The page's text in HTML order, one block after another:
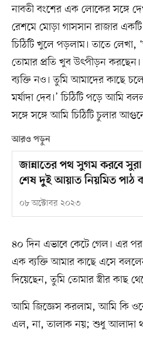
নাবতী বংশের এক লোকের সঙ্গে
রেশমে মোড়া গাসসান রাজার
চিঠিটি খুলে পড়লাম। তাতে
তোমার প্রতি খুব উৎপীড়ন
ব্যক্তি নও। তুমি আমাদের কাছে
মর্যাদা দেব।’ চিঠিটি পড়ে আমি
সঙ্গে সঙ্গে আমি চিঠিটি চুলার
আরও পড়ুন
জান্নাতের পথ সুগম করবে সুরা
শেষ দুই আয়াত নিয়মিত পাঠ
০৮ অক্টোবর ২০২৩
৪০ দিন এভাবে কেটে গেল। এর
এক ব্যক্তি আমার কাছে এসে
দিয়েছেন, তুমি তোমার স্ত্রীর কাছ
আমি জিজ্ঞেস করলাম, আমি কি
এল, না, তালাক নয়; শুধু আলাদা